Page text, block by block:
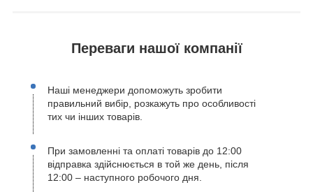
Переваги нашої компанії
Наші менеджери допоможуть зробити
правильний вибір, розкажуть про особливості
тих чи інших товарів.
При замовленні та оплаті товарів до 12:00
відправка здійснюється в той же день, після
12:00 – наступного робочого дня.